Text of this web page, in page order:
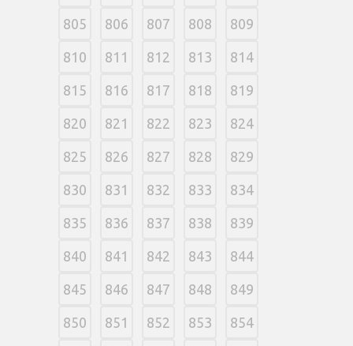
805 806 807 808 809
810 811 812 813 814
815 816 817 818 819
820 821 822 823 824
825 826 827 828 829
830 831 832 833 834
835 836 837 838 839
840 841 842 843 844
845 846 847 848 849
850 851 852 853 854